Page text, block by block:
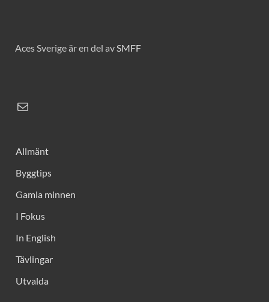
Aces Sverige är en del avSMFF
Allmänt
Byggtips
Gamla minnen
I Fokus
In English
Tävlingar
Utvalda